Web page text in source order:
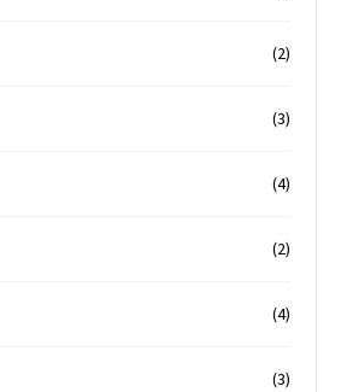
(2)
(3)
(4)
(2)
(4)
(3)